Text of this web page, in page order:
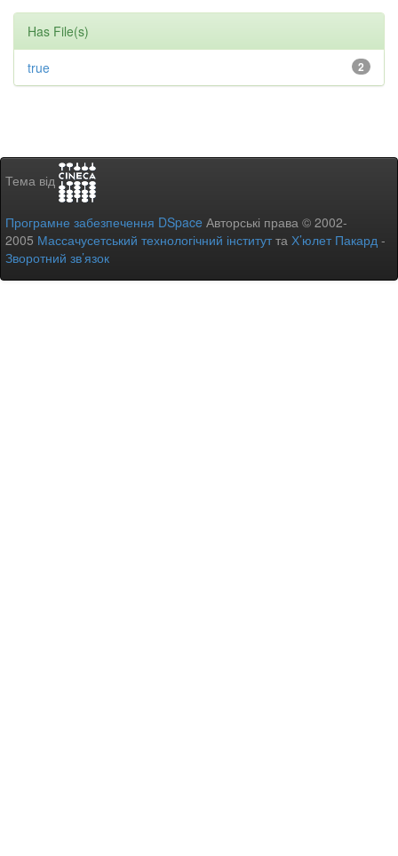
Has File(s)
2
true
Тема від
Програмне забезпечення DSpace Авторські права © 2002-
2005 Массачусетський технологічний інститутта Х’юлет Пакард -
Зворотний зв’язок